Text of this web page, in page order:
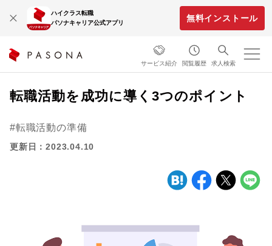
ハイクラス転職
パソナキャリア公式アプリ
無料インストール
サービス紹介 閲覧履歴 求人検索
転職活動を成功に導く3つのポイント
転職活動の準備
更新日：2023.04.10